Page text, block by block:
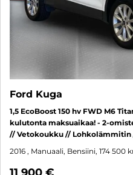
Ford Kuga
1,5 EcoBoost 150 hv FWD M6
kulutonta maksuaikaa! - 2-
// Vetokoukku //
2016 , Manuaali, Bensiini, 174 500